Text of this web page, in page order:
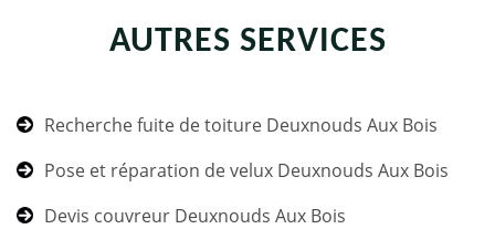
AUTRES SERVICES
Recherche fuite de toiture Deuxnouds Aux Bois
Pose et réparation de velux Deuxnouds Aux Bois
Devis couvreur Deuxnouds Aux Bois